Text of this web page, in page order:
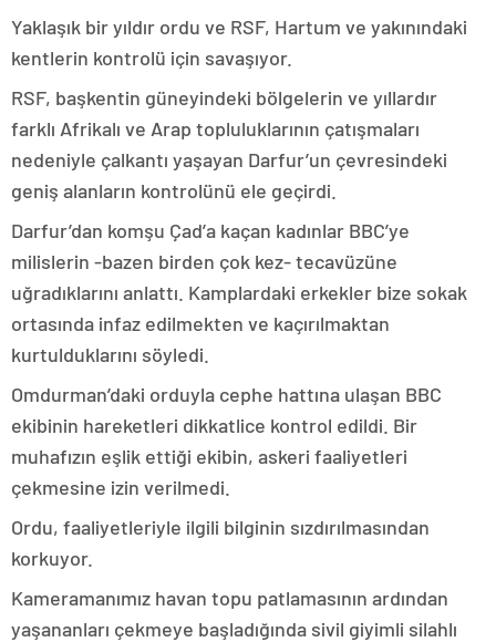
Yaklaşık bir yıldır ordu ve RSF, Hartum ve yakınındaki
kentlerin kontrolü için savaşıyor.
RSF, başkentin güneyindeki bölgelerin ve yıllardır
farklı Afrikalı ve Arap topluluklarının çatışmaları
nedeniyle çalkantı yaşayan Darfur’un çevresindeki
geniş alanların kontrolünü ele geçirdi.
Darfur’dan komşu Çad’a kaçan kadınlar BBC’ye
milislerin -bazen birden çok kez- tecavüzüne
uğradıklarını anlattı. Kamplardaki erkekler bize sokak
ortasında infaz edilmekten ve kaçırılmaktan
kurtulduklarını söyledi.
Omdurman’daki orduyla cephe hattına ulaşan BBC
ekibinin hareketleri dikkatlice kontrol edildi. Bir
muhafızın eşlik ettiği ekibin, askeri faaliyetleri
çekmesine izin verilmedi.
Ordu, faaliyetleriyle ilgili bilginin sızdırılmasından
korkuyor.
Kameramanımız havan topu patlamasının ardından
yaşananları çekmeye başladığında sivil giyimli silahlı